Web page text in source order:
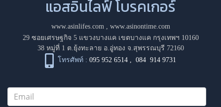
แอสอินไลฟ์ โบรคเกอร์
www.asinlifes.com
www.asinontime.com
29 ซอยเศรษฐกิจ 5 แขวงบางแค เขตบางแค กรุงเทพฯ 10160
38 หมู่ที่ 1 ต.ยุ้งทะลาย อ.อู่ทอง จ.สุพรรณบุรี 72160
โทรศัพท์ : 095 952 6514 ,084 914 9731